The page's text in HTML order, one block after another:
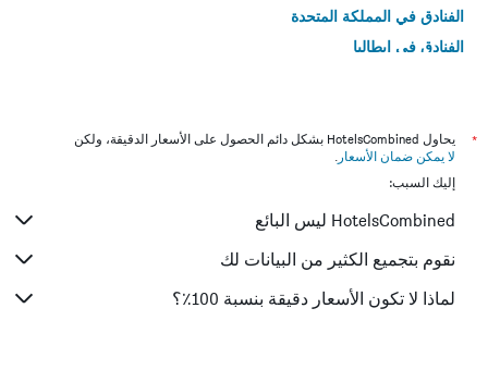
الفنادق في المملكة المتحدة
الفنادق في إيطاليا
*
يحاول HotelsCombined بشكل دائم الحصول على الأسعار الدقيقة، ولكن
لا يمكن ضمان الأسعار .
إليك السبب:
HotelsCombined ليس البائع
نقوم بتجميع الكثير من البيانات لك
لماذا لا تكون الأسعار دقيقة بنسبة 100٪؟